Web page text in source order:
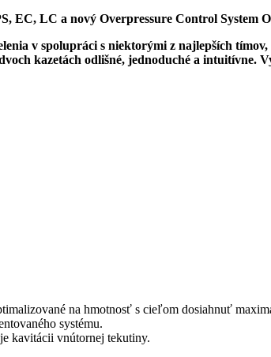
EC, LC a nový Overpressure Control System
v spolupráci s niektorými z najlepších
kazetách odlišné, jednoduché a
na hmotnosť s cieľom dosiahnuť
systému.
kavitácii vnútornej tekutiny.